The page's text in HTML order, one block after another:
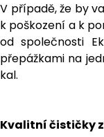
V případě, že by
k poškození a k
od společnosti
přepážkami na
kal.
Kvalitní čističky